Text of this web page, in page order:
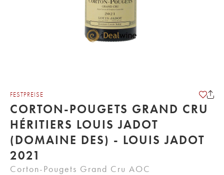
FESTPREISE
CORTON-POUGETS GRAND CRU
HÉRITIERS LOUIS JADOT
(DOMAINE DES) - LOUIS JADOT
2021
Corton-Pougets Grand Cru AOC